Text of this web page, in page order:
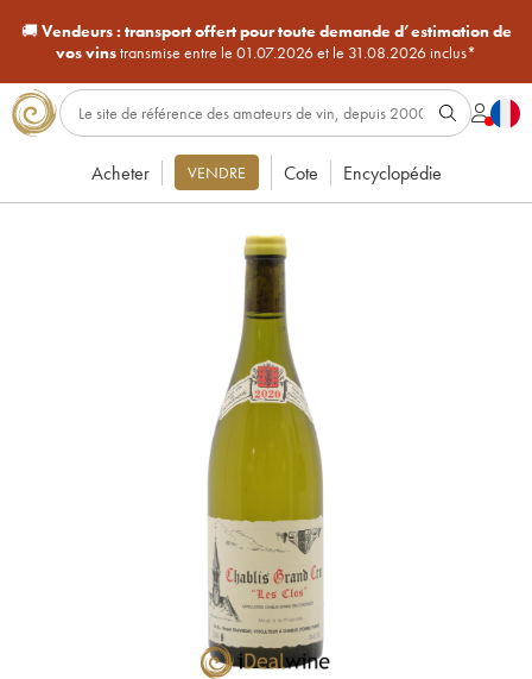
🚚Vendeurs : transport offert pour toute demande d’estimation de
vos vinstransmise entre le 01.07.2026 et le 31.08.2026 inclus*
Acheter VENDRE Cote Encyclopédie